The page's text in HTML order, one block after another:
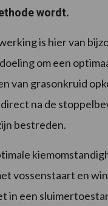
wordt.
is hier van
om een
van grasonkruid
na de
bestreden.
vossenstaart en
in een